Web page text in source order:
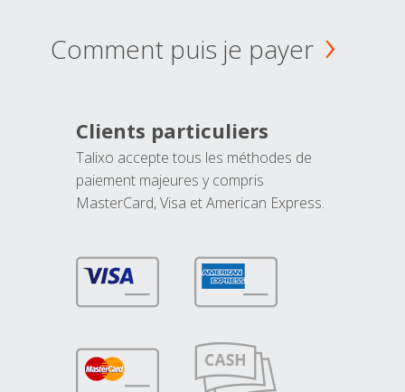
Comment puis je payer
Clients particuliers
Talixo accepte tous les méthodes de
paiement majeures y compris
MasterCard, Visa et American Express.